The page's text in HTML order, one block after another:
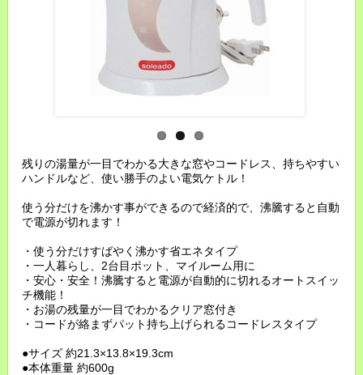
残りの湯量が一目でわかる大きな窓やコードレス、持ちやすい
ハンドルなど、使い勝手のよい電気ケトル！
使う分だけを沸かす事ができるので経済的で、沸騰すると自動
で電源が切れます！
・使う分だけすばやく沸かす省エネタイプ
・一人暮らし、2台目ポット、マイルーム用に
・安心・安全！沸騰すると電源が自動的に切れるオートスイッ
チ機能！
・お湯の残量が一目でわかるクリア窓付き
・コードが絡まずパット持ち上げられるコードレスタイプ
●サイズ 約21.3×13.8×19.3cm
●本体重量 約600g